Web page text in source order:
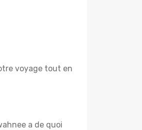
voyage tout en
a de quoi